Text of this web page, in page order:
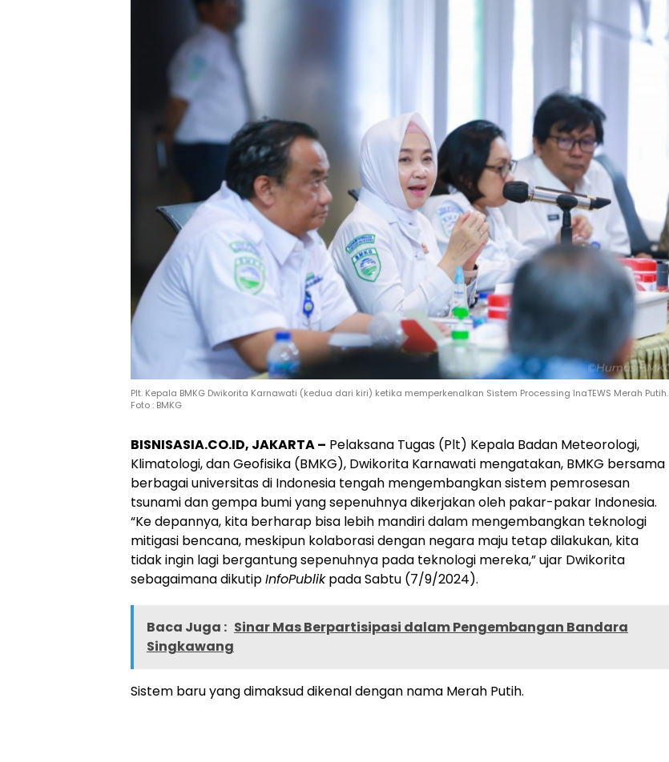
Plt. Kepala BMKG Dwikorita Karnawati (kedua dari kiri) ketika memperkenalkan Sistem Processing InaTEWS Merah Putih.
Foto : BMKG
BISNISASIA.CO.ID, JAKARTA – Pelaksana Tugas (Plt) Kepala Badan Meteorologi,
Klimatologi, dan Geofisika (BMKG), Dwikorita Karnawati mengatakan, BMKG bersama
berbagai universitas di Indonesia tengah mengembangkan sistem pemrosesan
tsunami dan gempa bumi yang sepenuhnya dikerjakan oleh pakar-pakar Indonesia.
“Ke depannya, kita berharap bisa lebih mandiri dalam mengembangkan teknologi
mitigasi bencana, meskipun kolaborasi dengan negara maju tetap dilakukan, kita
tidak ingin lagi bergantung sepenuhnya pada teknologi mereka,” ujar Dwikorita
sebagaimana dikutipInfoPublikpada Sabtu (7/9/2024).
Baca Juga : Sinar Mas Berpartisipasi dalam Pengembangan Bandara
Singkawang
Sistem baru yang dimaksud dikenal dengan nama Merah Putih.